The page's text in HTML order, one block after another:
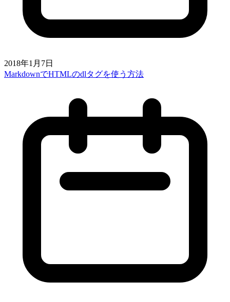
2018年1月7日
MarkdownでHTMLのdlタグを使う方法